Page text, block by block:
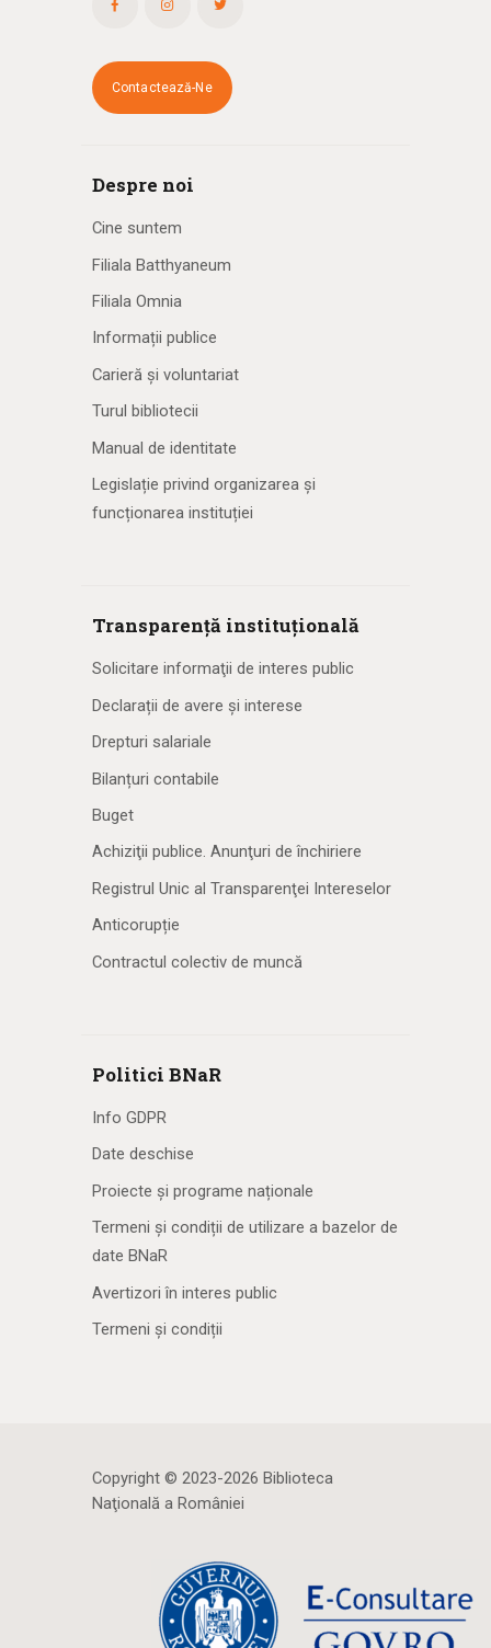
Contactează-Ne
Despre noi
Cine suntem
Filiala Batthyaneum
Filiala Omnia
Informații publice
Carieră și voluntariat
Turul bibliotecii
Manual de identitate
Legislație privind organizarea și
funcționarea instituției
Transparență instituțională
Solicitare informaţii de interes public
Declarații de avere și interese
Drepturi salariale
Bilanțuri contabile
Buget
Achiziţii publice. Anunţuri de închiriere
Registrul Unic al Transparenţei Intereselor
Anticorupție
Contractul colectiv de muncă
Politici BNaR
Info GDPR
Date deschise
Proiecte și programe naționale
Termeni și condiții de utilizare a bazelor de
date BNaR
Avertizori în interes public
Termeni și condiții
Copyright © 2023-2026 Biblioteca
Naţională a României